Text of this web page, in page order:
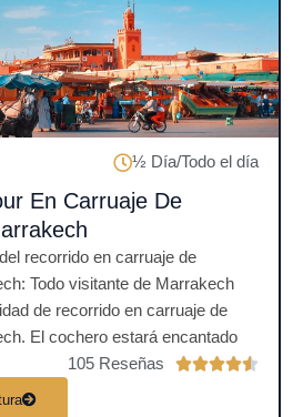
½ Día/Todo el día
En Carruaje De
recorrido en carruaje de
Todo visitante de Marrakech
de recorrido en carruaje de
El cochero estará encantado
105 Reseñas
